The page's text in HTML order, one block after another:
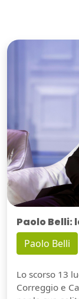
Paolo Belli:
Paolo Belli
Lo scorso 13
Correggio e